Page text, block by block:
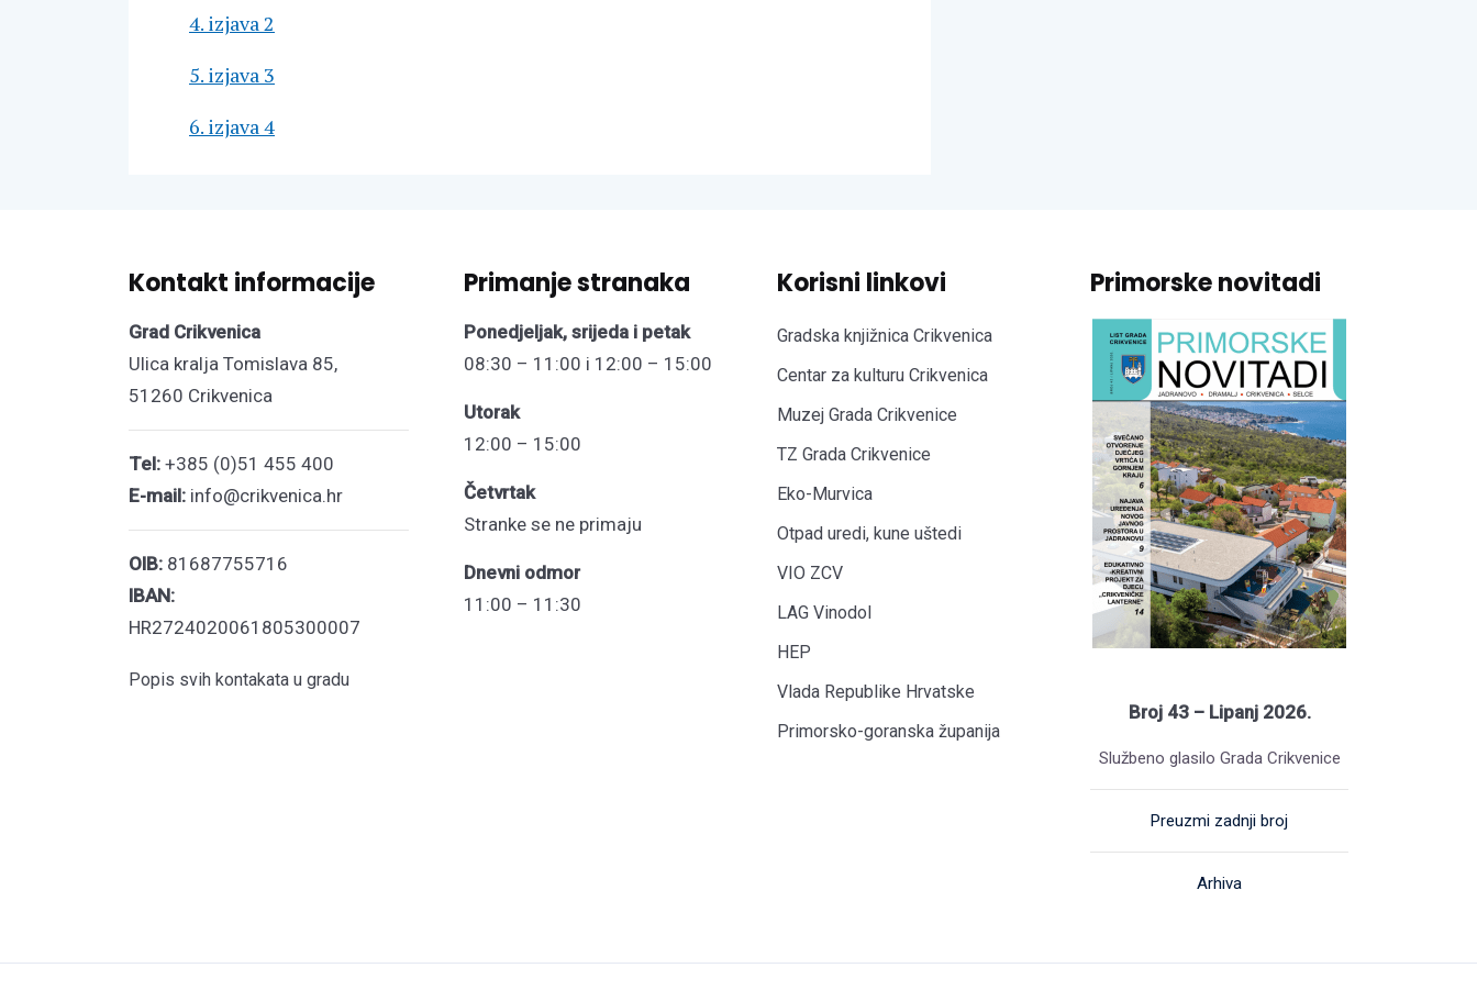
4. izjava 2
5. izjava 3
6. izjava 4
Kontakt informacije
Grad Crikvenica
Ulica kralja Tomislava 85,
51260 Crikvenica
Tel: +385 (0)51 455 400
E-mail: info@crikvenica.hr
OIB: 81687755716
IBAN:
HR2724020061805300007
Popis svih kontakata u gradu
Primanje stranaka
Ponedjeljak, srijeda i petak
08:30 – 11:00 i 12:00 – 15:00
Utorak
12:00 – 15:00
Četvrtak
Stranke se ne primaju
Dnevni odmor
11:00 – 11:30
Korisni linkovi
Gradska knjižnica Crikvenica
Centar za kulturu Crikvenica
Muzej Grada Crikvenice
TZ Grada Crikvenice
Eko-Murvica
Otpad uredi, kune uštedi
VIO ZCV
LAG Vinodol
HEP
Vlada Republike Hrvatske
Primorsko-goranska županija
Primorske novitadi
Broj 43 – Lipanj 2026.
Službeno glasilo Grada Crikvenice
Preuzmi zadnji broj
Arhiva